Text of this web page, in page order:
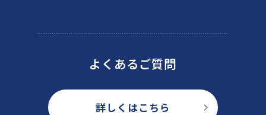
よくあるご質問
詳しくはこちら